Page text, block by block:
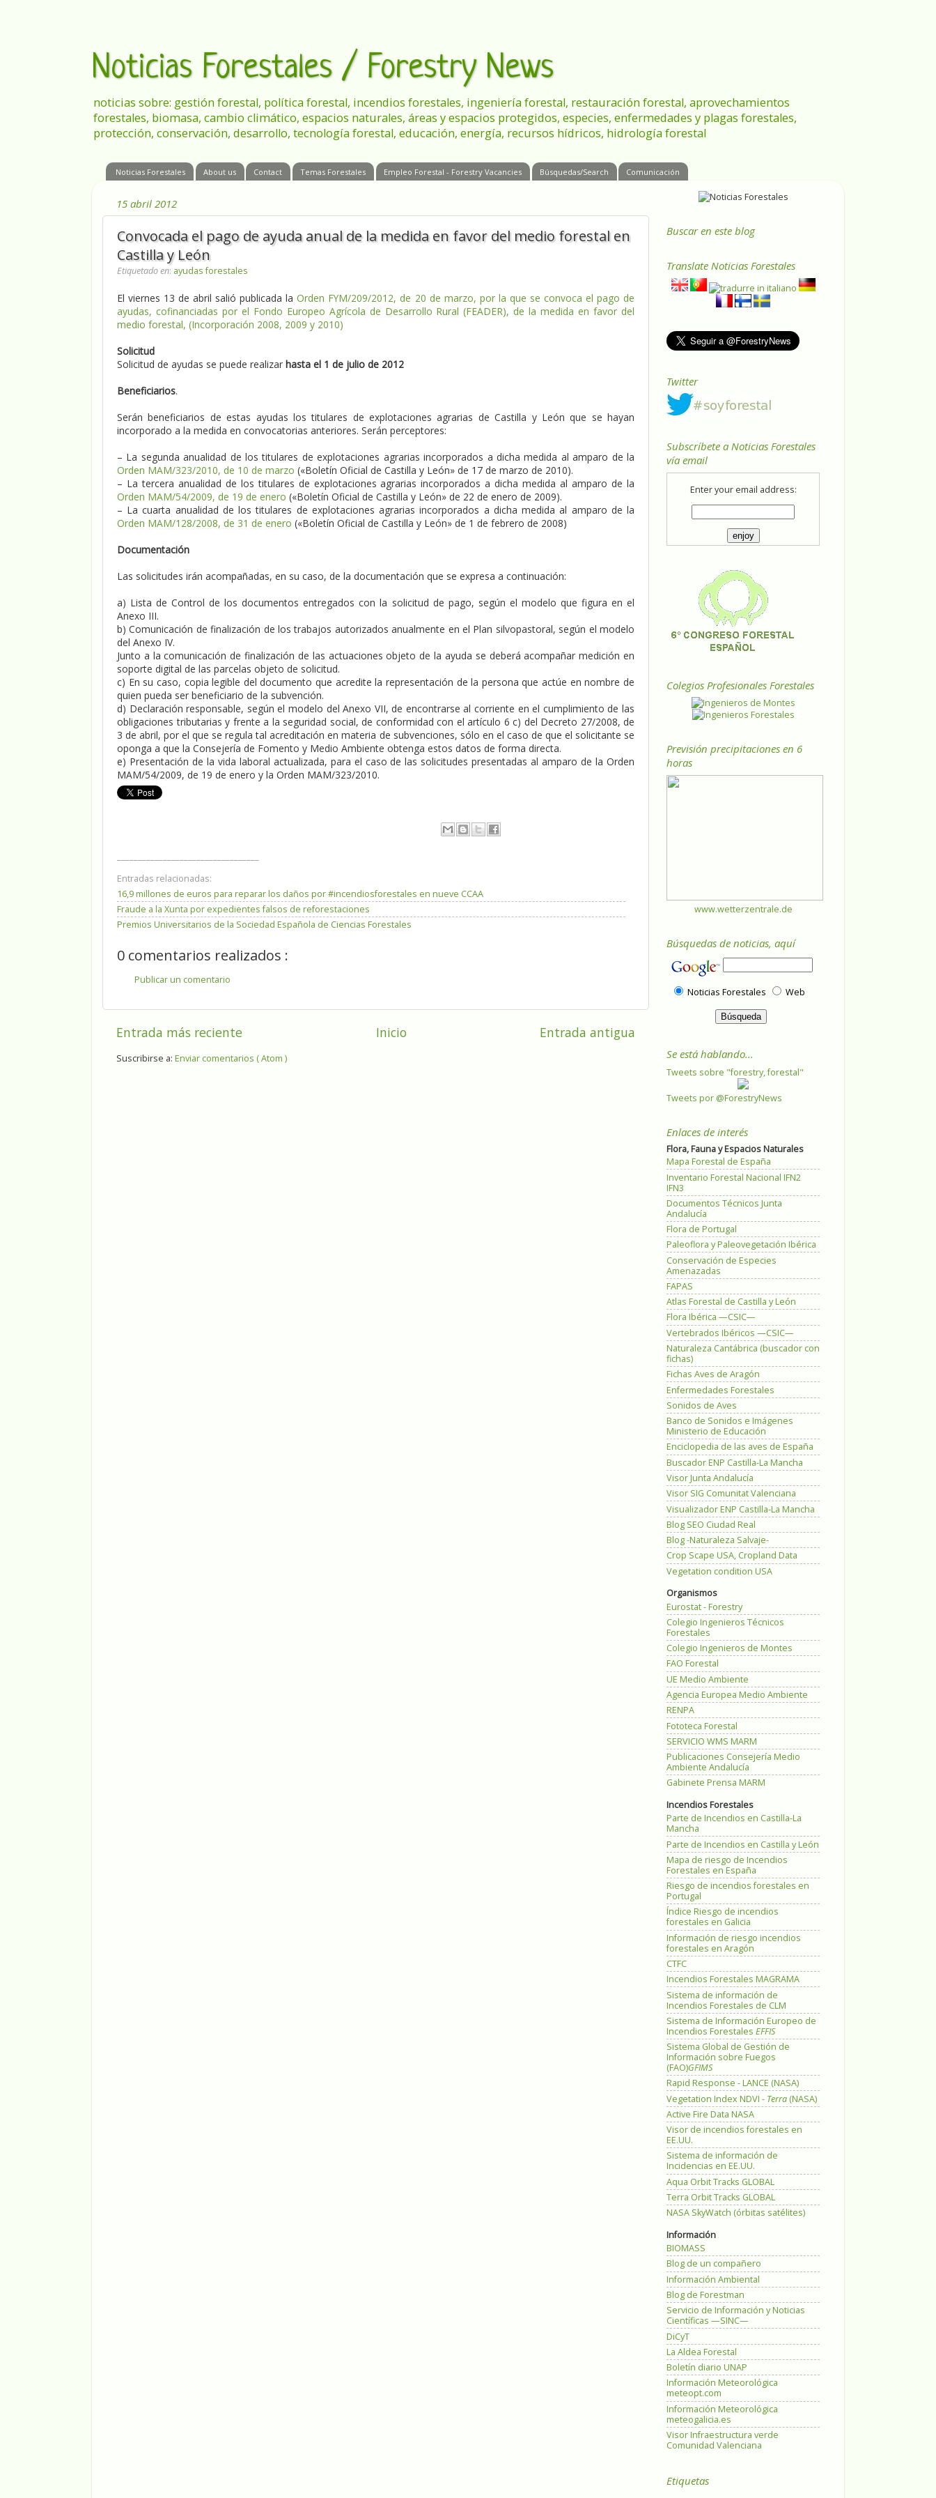
Noticias Forestales / Forestry News
noticias sobre: gestión forestal, política forestal, incendios forestales, ingeniería forestal, restauración forestal, aprovechamientos
forestales, biomasa, cambio climático, espacios naturales, áreas y espacios protegidos, especies, enfermedades y plagas forestales,
protección, conservación, desarrollo, tecnología forestal, educación, energía, recursos hídricos, hidrología forestal
Noticias Forestales About us Contact Temas Forestales Empleo Forestal - Forestry Vacancies Búsquedas/Search Comunicación
15 abril 2012
Convocada el pago de ayuda anual de la medida en favor del medio forestal en
Castilla y León
Etiquetado en: ayudas forestales
El viernes 13 de abril salió publicada laOrden FYM/209/2012, de 20 de marzo, por la que se convoca el pago de
ayudas, cofinanciadas por el Fondo Europeo Agrícola de Desarrollo Rural (FEADER), de la medida en favor del
medio forestal, (Incorporación 2008, 2009 y 2010)
Solicitud
Solicitud de ayudas se puede realizar hasta el 1 de julio de 2012
Beneficiarios.
Serán beneficiarios de estas ayudas los titulares de explotaciones agrarias de Castilla y León que se hayan
incorporado a la medida en convocatorias anteriores. Serán perceptores:
– La segunda anualidad de los titulares de explotaciones agrarias incorporados a dicha medida al amparo de la
Orden MAM/323/2010, de 10 de marzo («Boletín Oficial de Castilla y León» de 17 de marzo de 2010).
– La tercera anualidad de los titulares de explotaciones agrarias incorporados a dicha medida al amparo de la
Orden MAM/54/2009, de 19 de enero («Boletín Oficial de Castilla y León» de 22 de enero de 2009).
– La cuarta anualidad de los titulares de explotaciones agrarias incorporados a dicha medida al amparo de la
Orden MAM/128/2008, de 31 de enero («Boletín Oficial de Castilla y León» de 1 de febrero de 2008)
Documentación
Las solicitudes irán acompañadas, en su caso, de la documentación que se expresa a continuación:
a) Lista de Control de los documentos entregados con la solicitud de pago, según el modelo que figura en el
Anexo III.
b) Comunicación de finalización de los trabajos autorizados anualmente en el Plan silvopastoral, según el modelo
del Anexo IV.
Junto a la comunicación de finalización de las actuaciones objeto de la ayuda se deberá acompañar medición en
soporte digital de las parcelas objeto de solicitud.
c) En su caso, copia legible del documento que acredite la representación de la persona que actúe en nombre de
quien pueda ser beneficiario de la subvención.
d) Declaración responsable, según el modelo del Anexo VII, de encontrarse al corriente en el cumplimiento de las
obligaciones tributarias y frente a la seguridad social, de conformidad con el artículo 6 c) del Decreto 27/2008, de
3 de abril, por el que se regula tal acreditación en materia de subvenciones, sólo en el caso de que el solicitante se
oponga a que la Consejería de Fomento y Medio Ambiente obtenga estos datos de forma directa.
e) Presentación de la vida laboral actualizada, para el caso de las solicitudes presentadas al amparo de la Orden
MAM/54/2009, de 19 de enero y la Orden MAM/323/2010.
Entradas relacionadas:
16,9 millones de euros para reparar los daños por #incendiosforestales en nueve CCAA
Fraude a la Xunta por expedientes falsos de reforestaciones
Premios Universitarios de la Sociedad Española de Ciencias Forestales
0 comentarios realizados :
Publicar un comentario
Entrada más reciente Entrada antigua
Inicio
Suscribirse a: Enviar comentarios ( Atom )
Buscar en este blog
Translate Noticias Forestales
Twitter
Subscríbete a Noticias Forestales
vía email
Enter your email address:
Colegios Profesionales Forestales
Previsión precipitaciones en 6
horas
www.wetterzentrale.de
Búsquedas de noticias, aquí
Noticias Forestales Web
Se está hablando...
Tweets sobre "forestry, forestal"
Tweets por @ForestryNews
Enlaces de interés
Flora, Fauna y Espacios Naturales
Mapa Forestal de España
Inventario Forestal Nacional IFN2
IFN3
Documentos Técnicos Junta
Andalucía
Flora de Portugal
Paleoflora y Paleovegetación Ibérica
Conservación de Especies
Amenazadas
FAPAS
Atlas Forestal de Castilla y León
Flora Ibérica —CSIC—
Vertebrados Ibéricos —CSIC—
Naturaleza Cantábrica (buscador con
fichas)
Fichas Aves de Aragón
Enfermedades Forestales
Sonidos de Aves
Banco de Sonidos e Imágenes
Ministerio de Educación
Enciclopedia de las aves de España
Buscador ENP Castilla-La Mancha
Visor Junta Andalucía
Visor SIG Comunitat Valenciana
Visualizador ENP Castilla-La Mancha
Blog SEO Ciudad Real
Blog -Naturaleza Salvaje-
Crop Scape USA, Cropland Data
Vegetation condition USA
Organismos
Eurostat - Forestry
Colegio Ingenieros Técnicos
Forestales
Colegio Ingenieros de Montes
FAO Forestal
UE Medio Ambiente
Agencia Europea Medio Ambiente
RENPA
Fototeca Forestal
SERVICIO WMS MARM
Publicaciones Consejería Medio
Ambiente Andalucía
Gabinete Prensa MARM
Incendios Forestales
Parte de Incendios en Castilla-La
Mancha
Parte de Incendios en Castilla y León
Mapa de riesgo de Incendios
Forestales en España
Riesgo de incendios forestales en
Portugal
Índice Riesgo de incendios
forestales en Galicia
Información de riesgo incendios
forestales en Aragón
CTFC
Incendios Forestales MAGRAMA
Sistema de información de
Incendios Forestales de CLM
Sistema de Información Europeo de
Incendios Forestales EFFIS
Sistema Global de Gestión de
Información sobre Fuegos
(FAO)GFIMS
Rapid Response - LANCE (NASA)
Vegetation Index NDVI - Terra (NASA)
Active Fire Data NASA
Visor de incendios forestales en
EE.UU.
Sistema de información de
Incidencias en EE.UU.
Aqua Orbit Tracks GLOBAL
Terra Orbit Tracks GLOBAL
NASA SkyWatch (órbitas satélites)
Información
BIOMASS
Blog de un compañero
Información Ambiental
Blog de Forestman
Servicio de Información y Noticias
Científicas —SINC—
DiCyT
La Aldea Forestal
Boletín diario UNAP
Información Meteorológica
meteopt.com
Información Meteorológica
meteogalicia.es
Visor Infraestructura verde
Comunidad Valenciana
Etiquetas